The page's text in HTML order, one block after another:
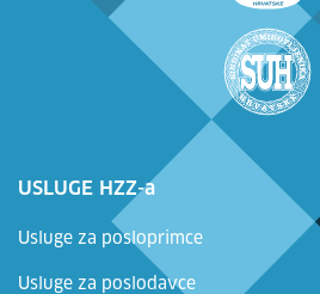
USLUGE HZZ-a
Usluge za posloprimce
Usluge za poslodavce